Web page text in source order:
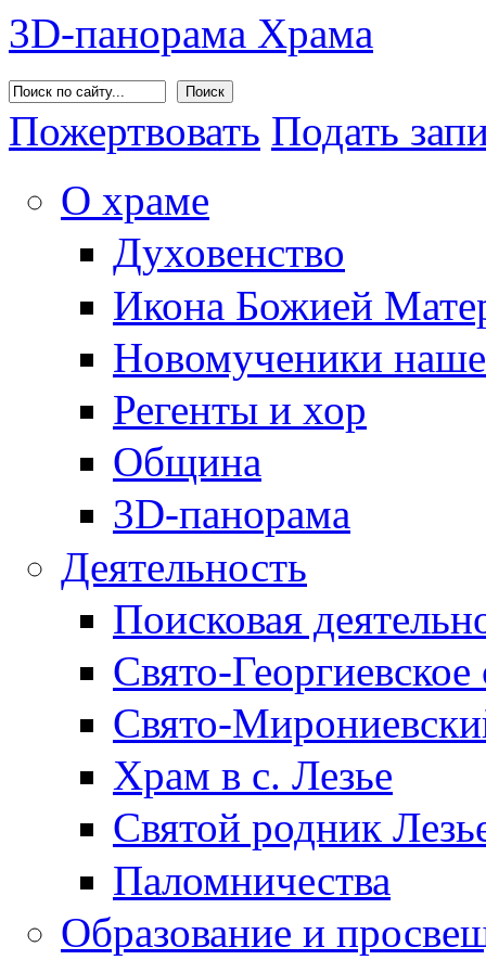
3D-панорама Храма
Пожертвовать Подать
О храме
Духовенство
Икона Божией
Новомученики
Регенты и хор
Община
3D-панорама
Деятельность
Поисковая
Свято-Георгиевское
Свято-
Храм в с. Лезье
Святой родник
Паломничества
Образование и